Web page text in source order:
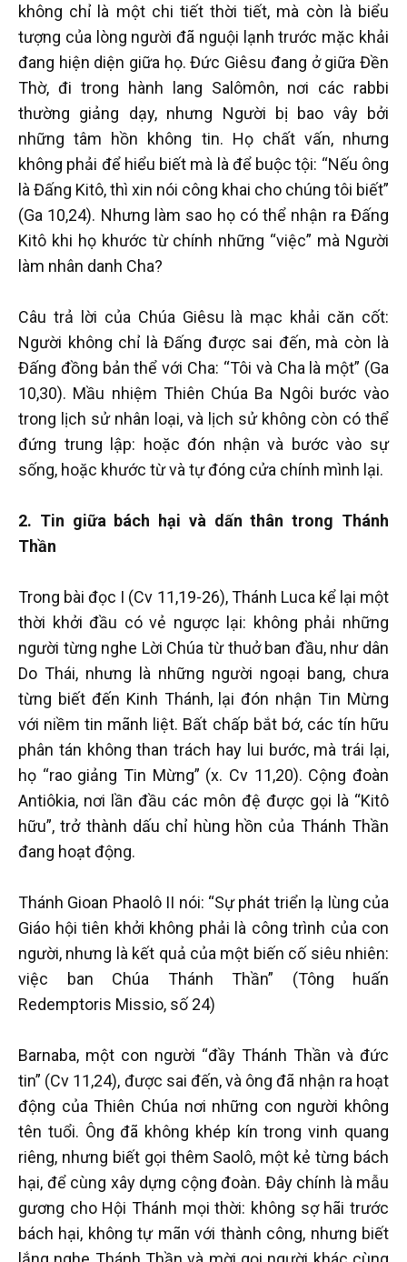
không chỉ là một chi tiết thời tiết, mà còn là biểu
tượng của lòng người đã nguội lạnh trước mặc khải
đang hiện diện giữa họ. Đức Giêsu đang ở giữa Đền
Thờ, đi trong hành lang Salômôn, nơi các rabbi
thường giảng dạy, nhưng Người bị bao vây bởi
những tâm hồn không tin. Họ chất vấn, nhưng
không phải để hiểu biết mà là để buộc tội: “Nếu ông
là Đấng Kitô, thì xin nói công khai cho chúng tôi biết”
(Ga 10,24). Nhưng làm sao họ có thể nhận ra Đấng
Kitô khi họ khước từ chính những “việc” mà Người
làm nhân danh Cha?
Câu trả lời của Chúa Giêsu là mạc khải căn cốt:
Người không chỉ là Đấng được sai đến, mà còn là
Đấng đồng bản thể với Cha: “Tôi và Cha là một” (Ga
10,30). Mầu nhiệm Thiên Chúa Ba Ngôi bước vào
trong lịch sử nhân loại, và lịch sử không còn có thể
đứng trung lập: hoặc đón nhận và bước vào sự
sống, hoặc khước từ và tự đóng cửa chính mình lại.
2. Tin giữa bách hại và dấn thân trong Thánh
Thần
Trong bài đọc I (Cv 11,19-26), Thánh Luca kể lại một
thời khởi đầu có vẻ ngược lại: không phải những
người từng nghe Lời Chúa từ thuở ban đầu, như dân
Do Thái, nhưng là những người ngoại bang, chưa
từng biết đến Kinh Thánh, lại đón nhận Tin Mừng
với niềm tin mãnh liệt. Bất chấp bắt bớ, các tín hữu
phân tán không than trách hay lui bước, mà trái lại,
họ “rao giảng Tin Mừng” (x. Cv 11,20). Cộng đoàn
Antiôkia, nơi lần đầu các môn đệ được gọi là “Kitô
hữu”, trở thành dấu chỉ hùng hồn của Thánh Thần
đang hoạt động.
Thánh Gioan Phaolô II nói: “Sự phát triển lạ lùng của
Giáo hội tiên khởi không phải là công trình của con
người, nhưng là kết quả của một biến cố siêu nhiên:
việc ban Chúa Thánh Thần” (Tông huấn
Redemptoris Missio, số 24)
Barnaba, một con người “đầy Thánh Thần và đức
tin” (Cv 11,24), được sai đến, và ông đã nhận ra hoạt
động của Thiên Chúa nơi những con người không
tên tuổi. Ông đã không khép kín trong vinh quang
riêng, nhưng biết gọi thêm Saolô, một kẻ từng bách
hại, để cùng xây dựng cộng đoàn. Đây chính là mẫu
gương cho Hội Thánh mọi thời: không sợ hãi trước
bách hại, không tự mãn với thành công, nhưng biết